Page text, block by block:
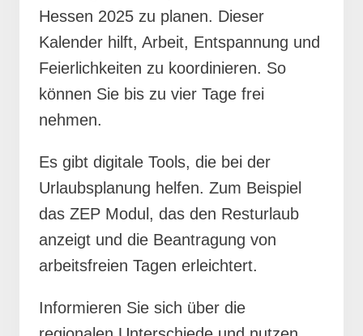
Hessen 2025 zu planen. Dieser
Kalender hilft, Arbeit, Entspannung und
Feierlichkeiten zu koordinieren. So
können Sie bis zu vier Tage frei
nehmen.
Es gibt digitale Tools, die bei der
Urlaubsplanung helfen. Zum Beispiel
das ZEP Modul, das den Resturlaub
anzeigt und die Beantragung von
arbeitsfreien Tagen erleichtert.
Informieren Sie sich über die